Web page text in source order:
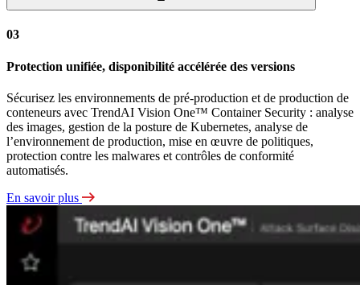
03
Protection unifiée, disponibilité accélérée des versions
Sécurisez les environnements de pré-production et de production de
conteneurs avec TrendAI Vision One™ Container Security : analyse
des images, gestion de la posture de Kubernetes, analyse de
l’environnement de production, mise en œuvre de politiques,
protection contre les malwares et contrôles de conformité
automatisés.
En savoir plus